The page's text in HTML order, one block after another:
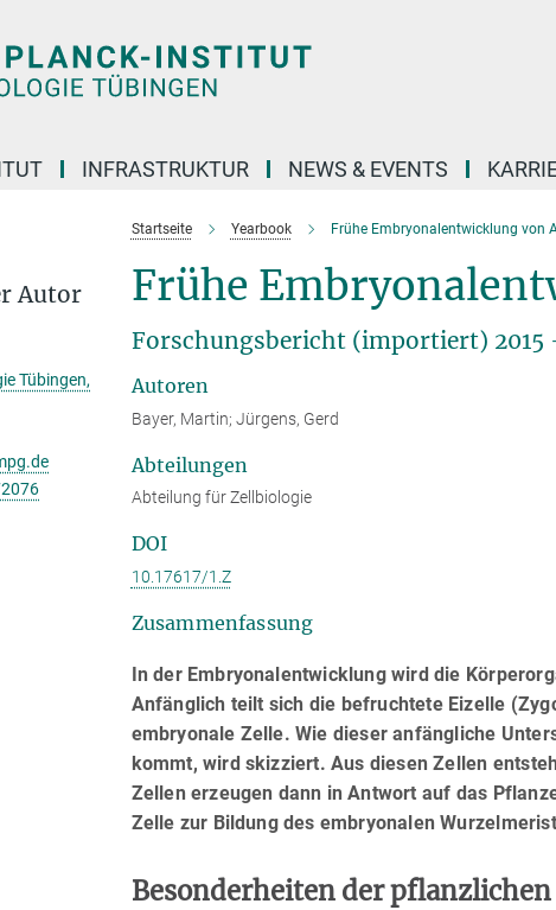
INFRASTRUKTUR NEWS & EVENTS
Startseite Yearbook Frühe Embryonalentwicklung von
Frühe
Forschungsbericht (importiert)
Autoren
Bayer, Martin; Jürgens, Gerd
Abteilungen
Abteilung für Zellbiologie
DOI
10.17617/1.Z
Zusammenfassung
In der Embryonalentwicklung wird die
Anfänglich teilt sich die befruchtete Eizelle
embryonale Zelle. Wie dieser anfängliche
kommt, wird skizziert. Aus diesen Zellen
Zellen erzeugen dann in Antwort auf das
Zelle zur Bildung des embryonalen
Besonderheiten der
Autor
Tübingen,